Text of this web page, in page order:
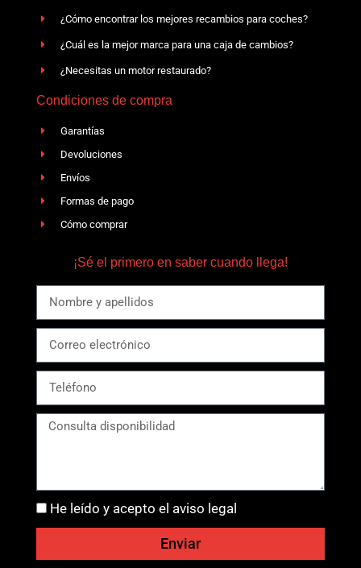
¿Cómo encontrar los mejores recambios para coches?
¿Cuál es la mejor marca para una caja de cambios?
¿Necesitas un motor restaurado?
Condiciones de compra
Garantías
Devoluciones
Envíos
Formas de pago
Cómo comprar
¡Sé el primero en saber cuando llega!
He leído y acepto el aviso legal
Enviar